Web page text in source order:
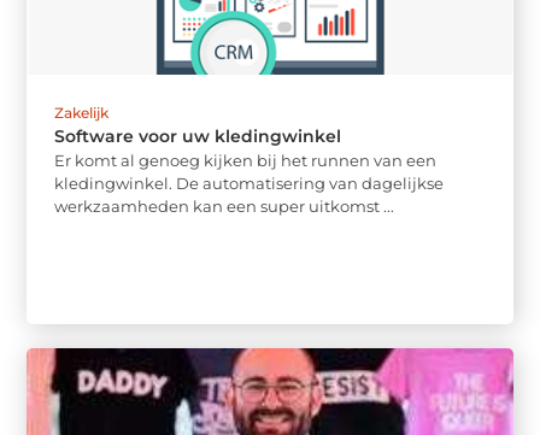
Zakelijk
Software voor uw kledingwinkel
Er komt al genoeg kijken bij het runnen van een
kledingwinkel. De automatisering van dagelijkse
werkzaamheden kan een super uitkomst ...